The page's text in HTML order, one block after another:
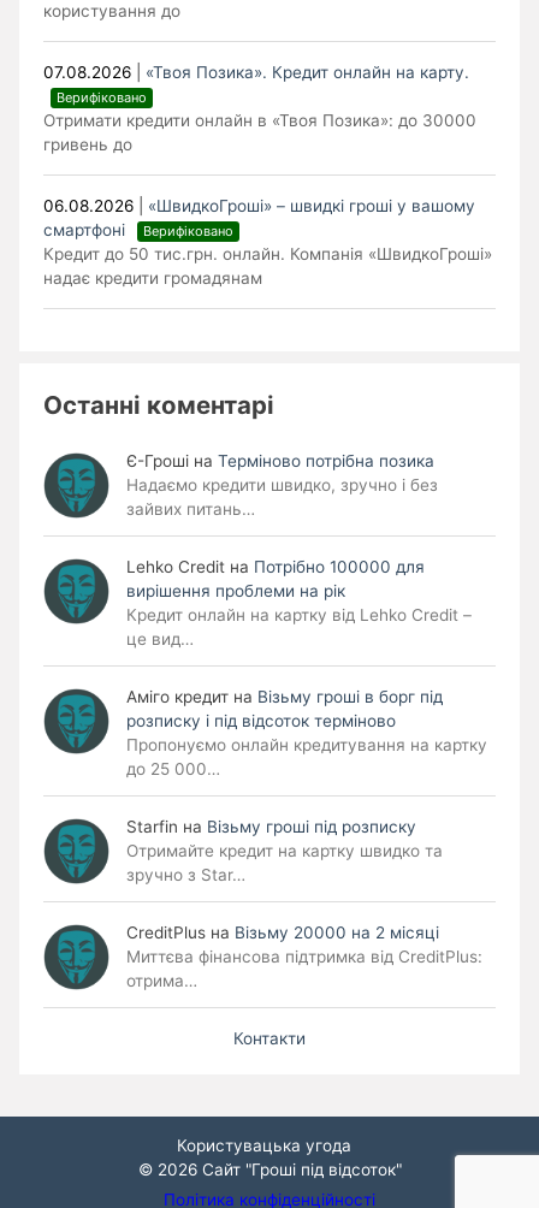
користування до
07.08.2026 «Твоя Позика». Кредит онлайн на карту.
Верифіковано
Отримати кредити онлайн в «Твоя Позика»: до 30000
гривень до
06.08.2026
«ШвидкоГроші» – швидкі гроші у вашому
смартфоні
Верифіковано
Кредит до 50 тис.грн. онлайн. Компанія «ШвидкоГроші»
надає кредити громадянам
Останні коментарі
Є-Гроші на Терміново потрібна позика
Надаємо кредити швидко, зручно і без
зайвих питань…
Lehko Сredit на Потрібно 100000 для
вирішення проблеми на рік
Кредит онлайн на картку від Lehko Credit –
це вид…
Аміго кредит на Візьму гроші в борг під
розписку і під відсоток терміново
Пропонуємо онлайн кредитування на картку
до 25 000…
Starfin на Візьму гроші під розписку
Отримайте кредит на картку швидко та
зручно з Star…
CreditPlus на Візьму 20000 на 2 місяці
Миттєва фінансова підтримка від CreditPlus:
отрима…
Контакти
Користувацька угода
© 2026 Сайт "Гроші під відсоток"
Політика конфіденційності